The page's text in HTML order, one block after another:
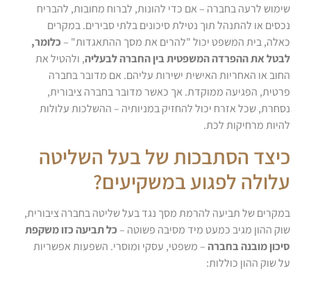
שימוש לרעה בחברה – אם כדי להונות, לברוח מחובות, להבריח
נכסים או להתנהל תוך נטילת סיכונים בלתי סבירים. במקרים
כאלה, בית המשפט יכול "להרים את מסך ההתאגדות" – כלומר,
לבטל את ההפרדה המשפטית בין החברה לבעליה, ולהטיל את
החוב או האחריות האישית ישירות עליהם. אם מדובר בחברה
פרטית, הפגיעה ממוקדת. אך כאשר מדובר בחברה ציבורית,
נסחרת, שכל אזרח יכול להחזיק במניותיה – ההשלכות עלולות
להיות מרחיקות לכת.
כיצד הסתבכות של בעל השליטה
עלולה לפגוע במשקיעים?
במקרים של תביעה להרמת מסך נגד בעל שליטה בחברה ציבורית,
שוק ההון מגיב כמעט מיד מסיבה פשוטה – כל תביעה כזו משקפת
סיכון מובנה בחברה– משפטי, עסקי ומוסרי. השפעות אפשריות
על שוק ההון כוללות: